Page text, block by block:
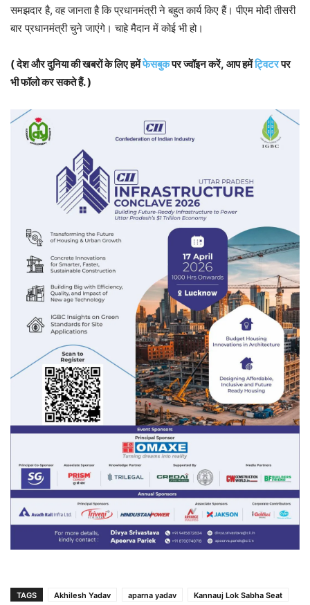
समझदार है, वह जानता है कि प्रधानमंत्री ने बहुत कार्य किए हैं। पीएम मोदी तीसरी
बार प्रधानमंत्री चुने जाएंगे। चाहे मैदान में कोई भी हो।
( देश और दुनिया की खबरों के लिए हमेंफेसबुकपर ज्वॉइन करें, आप हमेंट्विटरपर
भी फॉलो कर सकते हैं. )
TAGS Akhilesh Yadav aparna yadav
Kannauj Lok Sabha Seat